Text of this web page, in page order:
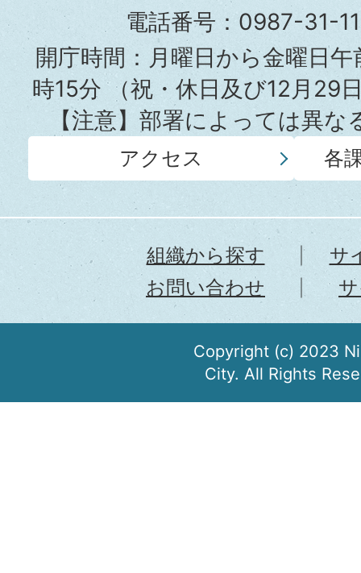
役
所
電話番号：0987-31-
開庁時間：月曜日から金曜日
時15分（祝・休日及び12月29
【注意】部署によっては異
アクセス 各
組織から探す
サ
お問い合わせ
Copyright (c) 2023
City. All Rights